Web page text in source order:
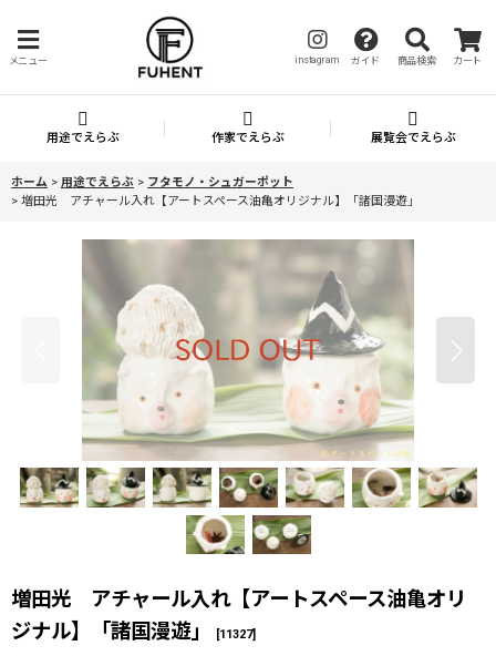
メニュー instagram ガイド 商品検索 カート
用途でえらぶ 作家でえらぶ 展覧会でえらぶ
ホーム > 用途でえらぶ > フタモノ・シュガーポット
> 増田光 アチャール入れ【アートスペース油亀オリジナル】「諸国漫遊」
増田光 アチャール入れ【アートスペース油亀オリ
ジナル】「諸国漫遊」
[11327]